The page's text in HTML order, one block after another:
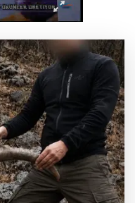
Alımlar 24